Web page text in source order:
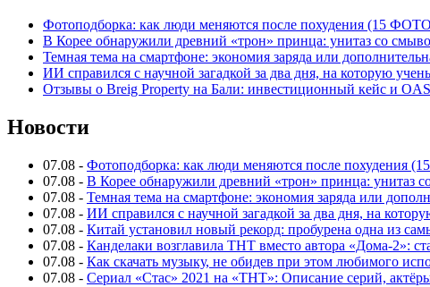
Фотоподборка: как люди меняются после похудения (15
В Корее обнаружили древний «трон» принца: унитаз со
Темная тема на смартфоне: экономия заряда или
ИИ справился с научной загадкой за два дня, на которую
Отзывы о Breig Property на Бали: инвестиционный кейс и
Новости
07.08 - Фотоподборка: как люди меняются после похудения
07.08 - В Корее обнаружили древний «трон» принца: унитаз
07.08 - Темная тема на смартфоне: экономия заряда или
07.08 - ИИ справился с научной загадкой за два дня, на
07.08 - Китай установил новый рекорд: пробурена одна из
07.08 - Канделаки возглавила ТНТ вместо автора «Дома-2»:
07.08 - Как скачать музыку, не обидев при этом любимого
07.08 - Сериал «Стас» 2021 на «ТНТ»: Описание серий,